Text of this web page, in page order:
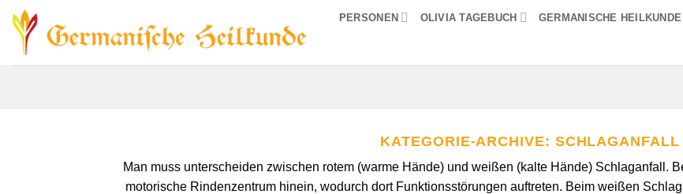
Zum
Inhalt
springen
PERSONEN OLIVIA TAGEBUCH GERMANISCHE HEILKUNDE
KATEGORIE-ARCHIVE: SCHLAGANFALL
Man muss unterscheiden zwischen rotem (warme Hände) und weißen (kalte Hände) Schlaganfall.
motorische Rindenzentrum hinein, wodurch dort Funktionsstörungen auftreten. Beim weißen